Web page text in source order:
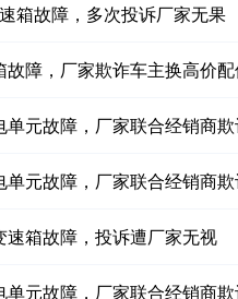
箱故障，多次投诉厂家无果
故障，厂家欺诈车主换高价
元故障，厂家联合经销商
元故障，厂家联合经销商
速箱故障，投诉遭厂家无视
元故障，厂家联合经销商